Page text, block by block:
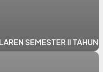
SEMESTER II TAHUN